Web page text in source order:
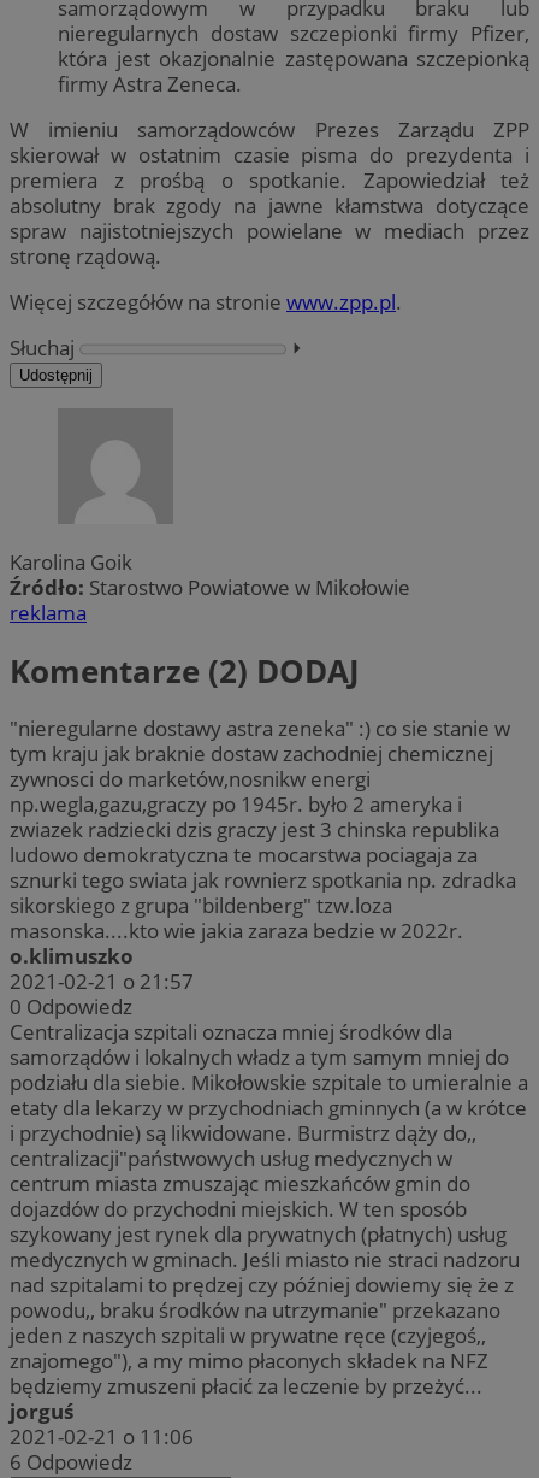
samorządowym w przypadku braku lub
nieregularnych dostaw szczepionki firmy Pfizer,
która jest okazjonalnie zastępowana szczepionką
firmy Astra Zeneca.
W imieniu samorządowców Prezes Zarządu ZPP
skierował w ostatnim czasie pisma do prezydenta i
premiera z prośbą o spotkanie. Zapowiedział też
absolutny brak zgody na jawne kłamstwa dotyczące
spraw najistotniejszych powielane w mediach przez
stronę rządową.
Więcej szczegółów na stronie www.zpp.pl.
Słuchaj
⏵︎
Udostępnij
Karolina Goik
Źródło: Starostwo Powiatowe w Mikołowie
reklama
Komentarze (2) DODAJ
"nieregularne dostawy astra zeneka" :) co sie stanie w
tym kraju jak braknie dostaw zachodniej chemicznej
zywnosci do marketów,nosnikw energi
np.wegla,gazu,graczy po 1945r. było 2 ameryka i
zwiazek radziecki dzis graczy jest 3 chinska republika
ludowo demokratyczna te mocarstwa pociagaja za
sznurki tego swiata jak rownierz spotkania np. zdradka
sikorskiego z grupa "bildenberg" tzw.loza
masonska....kto wie jakia zaraza bedzie w 2022r.
o.klimuszko
2021-02-21 o 21:57
0 Odpowiedz
Centralizacja szpitali oznacza mniej środków dla
samorządów i lokalnych władz a tym samym mniej do
podziału dla siebie. Mikołowskie szpitale to umieralnie a
etaty dla lekarzy w przychodniach gminnych (a w krótce
i przychodnie) są likwidowane. Burmistrz dąży do,,
centralizacji"państwowych usług medycznych w
centrum miasta zmuszając mieszkańców gmin do
dojazdów do przychodni miejskich. W ten sposób
szykowany jest rynek dla prywatnych (płatnych) usług
medycznych w gminach. Jeśli miasto nie straci nadzoru
nad szpitalami to prędzej czy później dowiemy się że z
powodu,, braku środków na utrzymanie" przekazano
jeden z naszych szpitali w prywatne ręce (czyjegoś,,
znajomego"), a my mimo płaconych składek na NFZ
będziemy zmuszeni płacić za leczenie by przeżyć...
jorguś
2021-02-21 o 11:06
6 Odpowiedz